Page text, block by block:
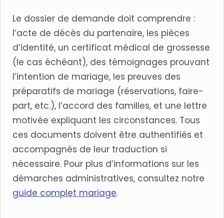
Le dossier de demande doit comprendre :
l’acte de décès du partenaire, les pièces
d’identité, un certificat médical de grossesse
(le cas échéant), des témoignages prouvant
l’intention de mariage, les preuves des
préparatifs de mariage (réservations, faire-
part, etc.), l’accord des familles, et une lettre
motivée expliquant les circonstances. Tous
ces documents doivent être authentifiés et
accompagnés de leur traduction si
nécessaire. Pour plus d’informations sur les
démarches administratives, consultez notre
guide complet mariage.